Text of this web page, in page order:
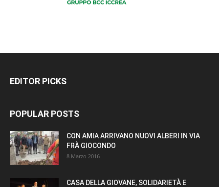
EDITOR PICKS
POPULAR POSTS
CON AMIA ARRIVANO NUOVI ALBERI IN VIA
FRÀ GIOCONDO
8 Marzo 2016
CASA DELLA GIOVANE, SOLIDARIETÀ E